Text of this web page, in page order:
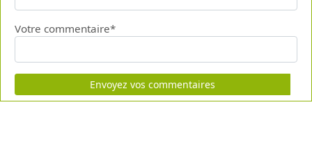
Votre commentaire*
Envoyez vos commentaires